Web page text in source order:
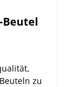
Beutel
zu